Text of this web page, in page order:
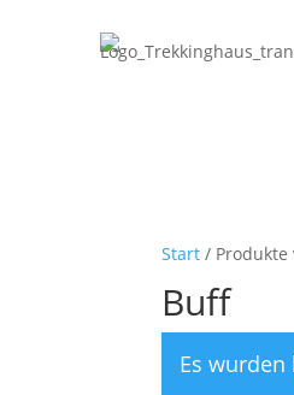
Start / Produkte
Buff
Es